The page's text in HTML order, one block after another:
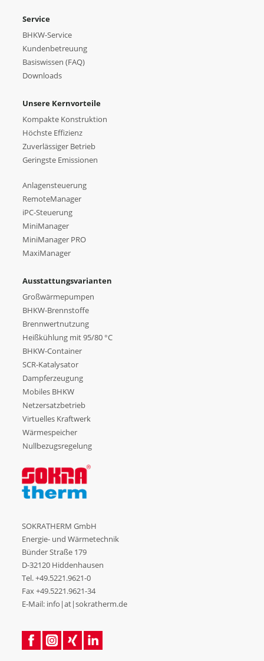
Service
BHKW-Service
Kundenbetreuung
Basiswissen (FAQ)
Downloads
Unsere Kernvorteile
Kompakte Konstruktion
Höchste Effizienz
Zuverlässiger Betrieb
Geringste Emissionen
Anlagensteuerung
RemoteManager
iPC-Steuerung
MiniManager
MiniManager PRO
MaxiManager
Ausstattungsvarianten
Großwärmepumpen
BHKW-Brennstoffe
Brennwertnutzung
Heißkühlung mit 95/80 °C
BHKW-Container
SCR-Katalysator
Dampferzeugung
Mobiles BHKW
Netzersatzbetrieb
Virtuelles Kraftwerk
Wärmespeicher
Nullbezugsregelung
SOKRATHERM GmbH
Energie- und Wärmetechnik
Bünder Straße 179
D-32120 Hiddenhausen
Tel.+49.5221.9621-0
Fax +49.5221.9621-34
E-Mail: info|at|sokratherm.de